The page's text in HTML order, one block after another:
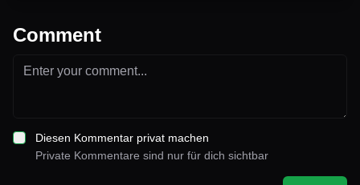
Comment
Diesen Kommentar privat machen
Private Kommentare sind nur für dich sichtbar